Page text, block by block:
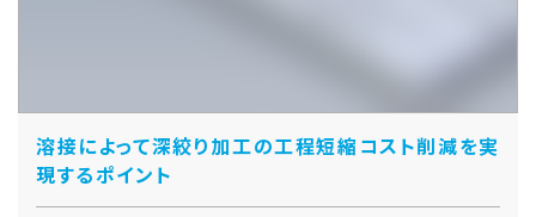
溶接によって深絞り加工の工程短縮コスト削減を実
現するポイント